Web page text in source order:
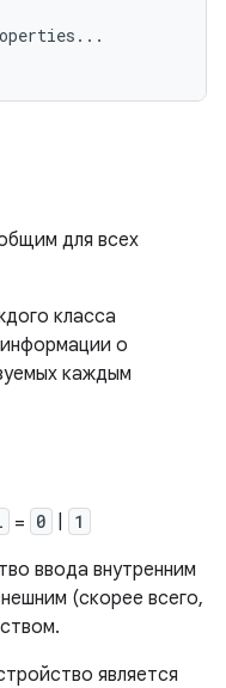
для всех
класса
о
каждым
= 0 1
ввода внутренним
(скорее всего,
является